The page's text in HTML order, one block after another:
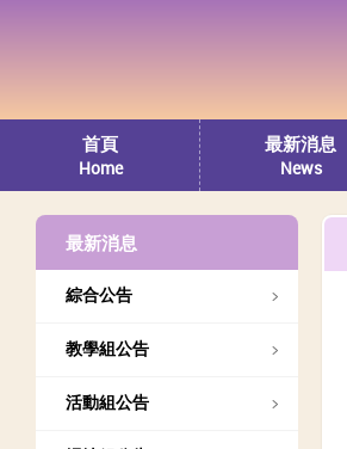
首頁
Home
最新消息
News
最新消息
綜合公告
教學組公告
活動組公告